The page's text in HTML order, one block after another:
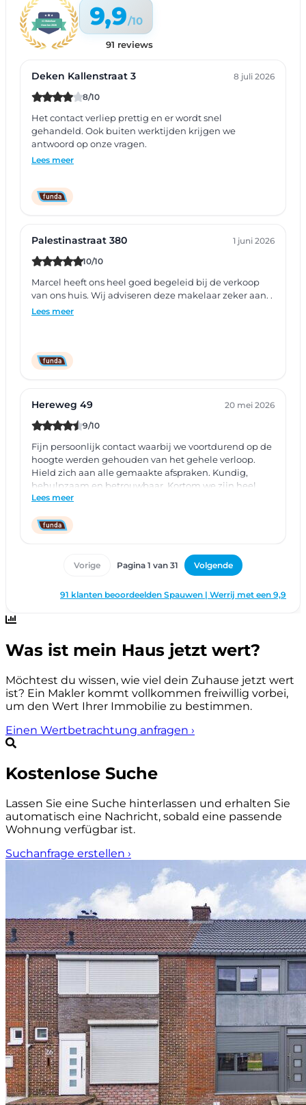
Was ist mein Haus jetzt wert?
Möchtest du wissen, wie viel dein Zuhause jetzt wert
ist? Ein Makler kommt vollkommen freiwillig vorbei,
um den Wert Ihrer Immobilie zu bestimmen.
Einen Wertbetrachtung anfragen ›
Kostenlose Suche
Lassen Sie eine Suche hinterlassen und erhalten Sie
automatisch eine Nachricht, sobald eine passende
Wohnung verfügbar ist.
Suchanfrage erstellen ›